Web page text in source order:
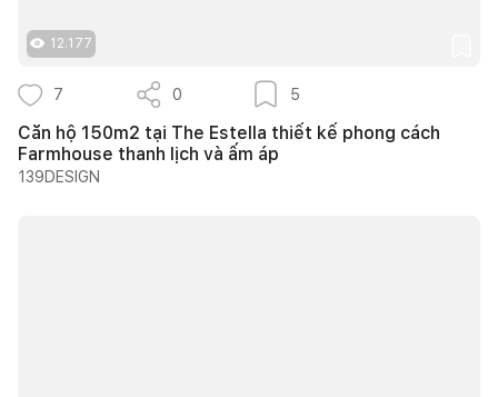
12.177
7 0 5
Căn hộ 150m2 tại The Estella thiết kế phong cách
Farmhouse thanh lịch và ấm áp
139DESIGN